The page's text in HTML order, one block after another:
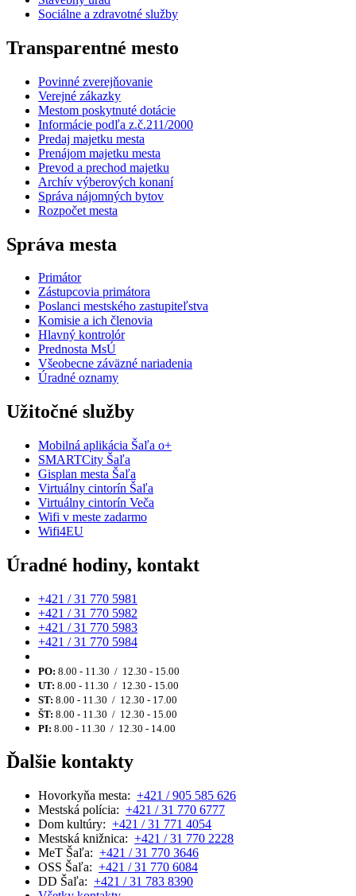
Sociálne a zdravotné služby
Transparentné mesto
Povinné zverejňovanie
Verejné zákazky
Mestom poskytnuté dotácie
Informácie podľa z.č.211/2000
Predaj majetku mesta
Prenájom majetku mesta
Prevod a prechod majetku
Archív výberových konaní
Správa nájomných bytov
Rozpočet mesta
Správa mesta
Primátor
Zástupcovia primátora
Poslanci mestského zastupiteľstva
Komisie a ich členovia
Hlavný kontrolór
Prednosta MsÚ
Všeobecne záväzné nariadenia
Úradné oznamy
Užitočné služby
Mobilná aplikácia Šaľa o+
SMARTCity Šaľa
Gisplan mesta Šaľa
Virtuálny cintorín Šaľa
Virtuálny cintorín Veča
Wifi v meste zadarmo
Wifi4EU
Úradné hodiny, kontakt
+421 / 31 770 5981
+421 / 31 770 5982
+421 / 31 770 5983
+421 / 31 770 5984
PO: 8.00 - 11.30 / 12.30 - 15.00
UT: 8.00 - 11.30 / 12.30 - 15.00
ST: 8.00 - 11.30 / 12.30 - 17.00
ŠT: 8.00 - 11.30 / 12.30 - 15.00
PI: 8.00 - 11.30 / 12.30 - 14.00
Ďalšie kontakty
Hovorkyňa mesta: +421 / 905 585 626
Mestská polícia: +421 / 31 770 6777
Dom kultúry: +421 / 31 771 4054
Mestská knižnica: +421 / 31 770 2228
MeT Šaľa: +421 / 31 770 3646
OSS Šaľa: +421 / 31 770 6084
DD Šaľa: +421 / 31 783 8390